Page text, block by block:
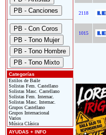
Categorías
Estilos de Baile
Solistas Fem. Castellano
Solistas Masc. Castellano
Solistas Fem. Internac.
Solistas Masc. Internac.
Grupos Castellano
Grupos Internacional
Varios
Música Clásica
AYUDAS + INFO
2118
1015